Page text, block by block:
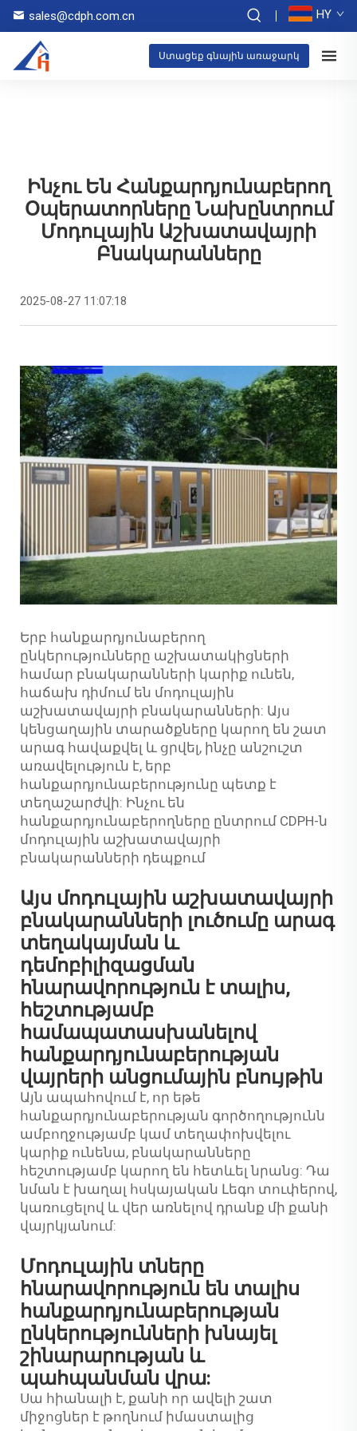
sales@cdph.com.cn HY
Ստացեք գնային առաջարկ
Ինչու Են Հանքարդյունաբերող
Օպերատորները Նախընտրում
Մոդուլային Աշխատավայրի
Բնակարանները
2025-08-27 11:07:18
Երբ հանքարդյունաբերող
ընկերությունները աշխատակիցների
համար բնակարանների կարիք ունեն,
հաճախ դիմում են մոդուլային
աշխատավայրի բնակարանների: Այս
կենցաղային տարածքները կարող են շատ
արագ հավաքվել և ցրվել, ինչը անշուշտ
առավելություն է, երբ
հանքարդյունաբերությունը պետք է
տեղաշարժվի: Ինչու են
հանքարդյունաբերողները ընտրում CDPH-ն
մոդուլային աշխատավայրի
բնակարանների դեպքում
Այս մոդուլային աշխատավայրի
բնակարանների լուծումը արագ
տեղակայման և
դեմոբիլիզացման
հնարավորություն է տալիս,
հեշտությամբ
համապատասխանելով
հանքարդյունաբերության
վայրերի անցումային բնույթին
Այն ապահովում է, որ եթե
հանքարդյունաբերության գործողությունն
ամբողջությամբ կամ տեղափոխվելու
կարիք ունենա, բնակարանները
հեշտությամբ կարող են հետևել նրանց: Դա
նման է խաղալ հսկայական Լեգո տուփերով,
կառուցելով և վեր առնելով դրանք մի քանի
վայրկյանում:
Մոդուլային տները
հնարավորություն են տալիս
հանքարդյունաբերության
ընկերությունների խնայել
շինարարության և
պահպանման վրա:
Սա հիանալի է, քանի որ ավելի շատ
միջոցներ է թողնում իմաստալից